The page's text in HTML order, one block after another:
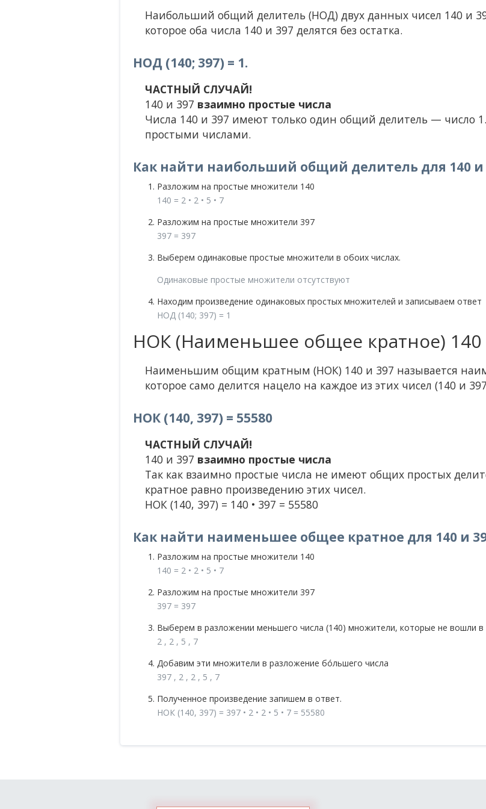
Наибольший общий делитель (НОД) двух данных чисел 140 и
которое оба числа 140 и 397 делятся без остатка.
НОД (140; 397) = 1.
ЧАСТНЫЙ СЛУЧАЙ!
140 и 397 взаимно простые числа
Числа 140 и 397 имеют только один общий делитель — число
простыми числами.
Как найти наибольший общий делитель для 140 и
Разложим на простые множители 140
140 = 2 • 2 • 5 • 7
Разложим на простые множители 397
397 = 397
Выберем одинаковые простые множители в обоих числах.
Одинаковые простые множители отсутствуют
Находим произведение одинаковых простых множителей и записываем ответ
НОД (140; 397) = 1
НОК (Наименьшее общее кратное) 140
Наименьшим общим кратным (НОК) 140 и 397 называется
которое само делится нацело на каждое из этих чисел (140 и
НОК (140, 397) = 55580
ЧАСТНЫЙ СЛУЧАЙ!
140 и 397 взаимно простые числа
Так как взаимно простые числа не имеют общих простых
кратное равно произведению этих чисел.
НОК (140, 397) = 140 • 397 = 55580
Как найти наименьшее общее кратное для 140 и
Разложим на простые множители 140
140 = 2 • 2 • 5 • 7
Разложим на простые множители 397
397 = 397
Выберем в разложении меньшего числа (140) множители, которые не вошли в
2 , 2 , 5 , 7
Добавим эти множители в разложение бóльшего числа
397 , 2 , 2 , 5 , 7
Полученное произведение запишем в ответ.
НОК (140, 397) = 397 • 2 • 2 • 5 • 7 = 55580